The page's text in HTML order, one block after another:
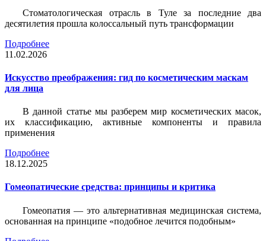
Стоматологическая отрасль в Туле за последние два
десятилетия прошла колоссальный путь трансформации
Подробнее
11.02.2026
Искусство преображения: гид по косметическим маскам
для лица
В данной статье мы разберем мир косметических масок,
их классификацию, активные компоненты и правила
применения
Подробнее
18.12.2025
Гомеопатические средства: принципы и критика
Гомеопатия — это альтернативная медицинская система,
основанная на принципе «подобное лечится подобным»